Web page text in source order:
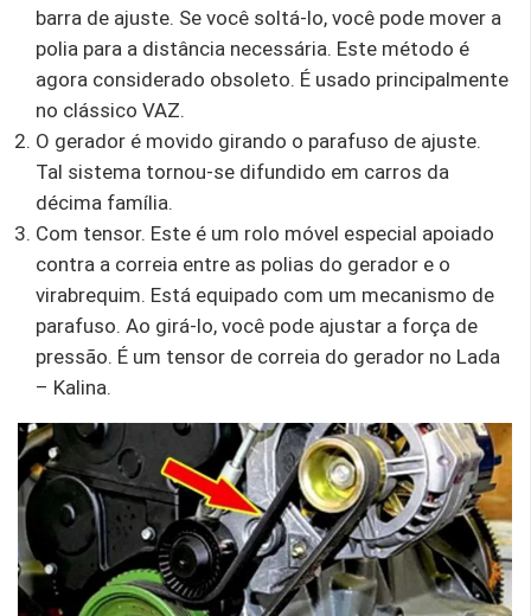
barra de ajuste. Se você soltá-lo, você pode mover a
polia para a distância necessária. Este método é
agora considerado obsoleto. É usado principalmente
no clássico VAZ.
O gerador é movido girando o parafuso de ajuste.
Tal sistema tornou-se difundido em carros da
décima família.
Com tensor. Este é um rolo móvel especial apoiado
contra a correia entre as polias do gerador e o
virabrequim. Está equipado com um mecanismo de
parafuso. Ao girá-lo, você pode ajustar a força de
pressão. É um tensor de correia do gerador no Lada
– Kalina.